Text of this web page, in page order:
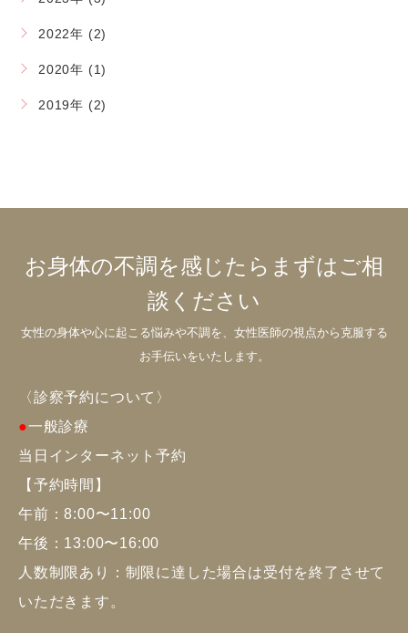
2022年 (2)
2020年 (1)
2019年 (2)
お身体の不調を感じたらまずはご相
談ください
女性の身体や心に起こる悩みや不調を、女性医師の視点から克服する
お手伝いをいたします。
〈診察予約について〉
●一般診療
当日インターネット予約
【予約時間】
午前：8:00〜11:00
午後：13:00〜16:00
人数制限あり：制限に達した場合は受付を終了させて
いただきます。